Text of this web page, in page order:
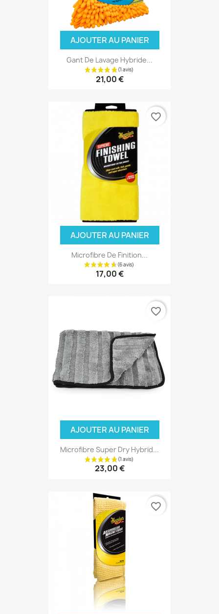
AJOUTER AU PANIER
Gant De Lavage Hybride...
21,00 €
AJOUTER AU PANIER
Microfibre De Finition...
17,00 €
favorite_border
AJOUTER AU PANIER
Microfibre Super Dry Hybrid...
23,00 €
favorite_border
favorite_border